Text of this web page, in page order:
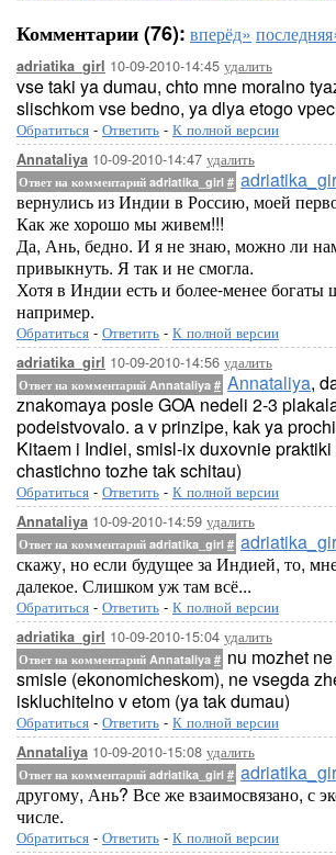
Комментарии (76): вперёд»
adriatika_girl 10-09-2010-14:45 удалить
vse taki ya dumau, chto mne moralno
slischkom vse bedno, ya dlya etogo
Обратиться - Ответить - К полной версии
Annataliya 10-09-2010-14:47 удалить
Ответ на комментарий adriatika_girl #
вернулись из Индии в Россию, моей
Как же хорошо мы живем!!!
Да, Ань, бедно. И я не знаю, можно ли
привыкнуть. Я так и не смогла.
Хотя в Индии есть и более-менее богаты
например.
Обратиться - Ответить - К полной версии
adriatika_girl 10-09-2010-14:56 удалить
Ответ на комментарий Annataliya # Annataliya,
znakomaya posle GOA nedeli 2-3
podeistvovalo. a v prinzipe, kak ya
Kitaem i Indiei, smisl-ix duxovnie
chastichno tozhe tak schitau)
Обратиться - Ответить - К полной версии
Annataliya 10-09-2010-14:59 удалить
Ответ на комментарий adriatika_girl #
скажу, но если будущее за Индией, то,
далекое. Слишком уж там всё...
Обратиться - Ответить - К полной версии
adriatika_girl 10-09-2010-15:04 удалить
Ответ на комментарий Annataliya # nu mozhet
smisle (ekonomicheskom), ne vsegda
iskluchitelno v etom (ya tak dumau)
Обратиться - Ответить - К полной версии
Annataliya 10-09-2010-15:08 удалить
Ответ на комментарий adriatika_girl #
другому, Ань? Все же взаимосвязано, с
числе.
Обратиться - Ответить - К полной версии